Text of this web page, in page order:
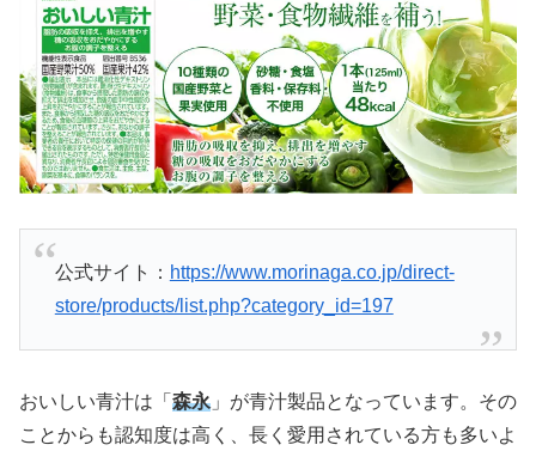
公式サイト： https://www.morinaga.co.jp/direct-
store/products/list.php?category_id=197
おいしい青汁は「 森永 」が青汁製品となっています。その
ことからも認知度は高く、長く愛用されている方も多いよ